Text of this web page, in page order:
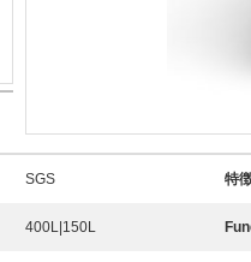
SGS 特
400L|150L